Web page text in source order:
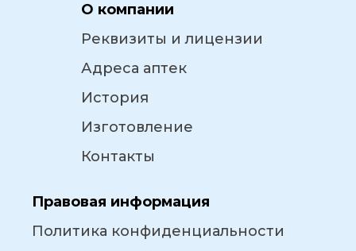
О компании
Реквизиты и лицензии
Адреса аптек
История
Изготовление
Контакты
Правовая информация
Политика конфиденциальности